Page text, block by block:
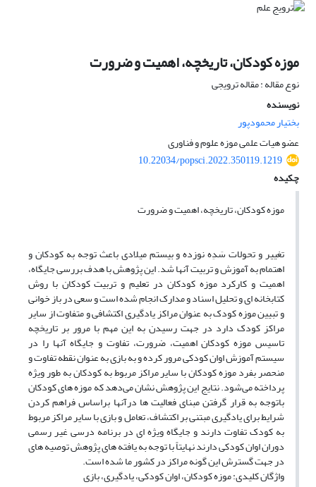
موزه کودکان، تاریخچه، اهمیت و ضرورت
نوع مقاله : مقاله ترویجی
نویسنده
بختیار محمودپور
عضو هیات علمی موزه علوم و فناوری
10.22034/popsci.2022.350119.1219
چکیده
موزه کودکان، تاریخچه، اهمیت و ضرورت
تغییر و تحولات سَدِه نوزده و بیستم میلادی باعث توجه به کودکان و
اهتمام به آموزش و تربیت آنها شد. این پژوهش با هدف بررسی جایگاه،
اهمیت و کارکرد موزه کودکان در تعلیم و تربیت کودکان با روش
کتابخانه ای و تحلیل اسناد و مدارک انجام شده است و سعی در باز خوانی
و تبیین موزه کودک به عنوان مراکز یادگیری اکتشافی و متفاوت از سایر
مراکز کودک دارد در جهت رسیدن به این مهم با مرور بر تاریخچه
تاسیس موزه کودکان اهمیت، ضرورت، تفاوت و جایگاه آنها را در
سیستم آموزش اوان کودکی مرور کرده و به بازی به عنوان نقطه تفاوت و
منحصر بفرد موزه کودکان با سایر مراکز مربوط به کودکان به طور ویژه
پرداخته می‌شود. نتایج این پژوهش نشان می‌دهد که موزه های کودکان
باتوجه به قرار گرفتن مبنای فعالیت ها درآنها براساس فراهم کردن
شرایط برای یادگیری مبتنی بر اکتشاف، تعامل و بازی با سایر مراکز مربوط
به کودک تفاوت دارند و جایگاه ویژه ای در برنامه درسی غیر رسمی
دوران اوان کودکی دارند نهایتاً با توجه به یافته های پژوهش توصیه های
در جهت گسترش این گونه مراکز در کشور ما شده است.
واژگان کلیدی: موزه کودکان، اوان کودکی، یادگیری، بازی